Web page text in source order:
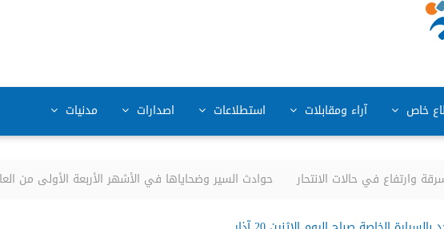
خاص آراء ومقابلات استطلاعات اصدارات مدنيات
حوادث السير وضحاياها في الأشهر الأربعة الأولى من العام 2026 مقارنة مع 2025 وارتفاع في حالات الانتحار